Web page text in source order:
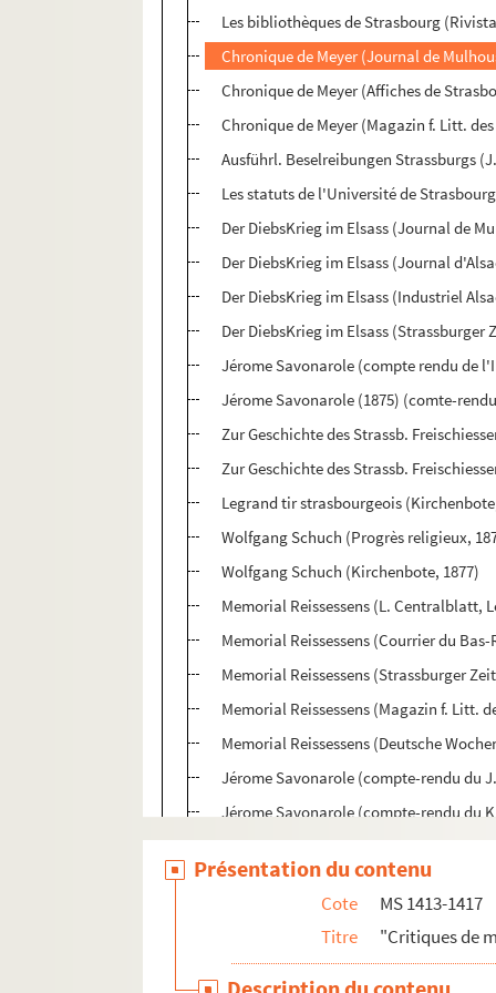
Les bibliothèques de Strasbourg
Chronique de Meyer (Journal de
Chronique de Meyer (Affiches de
Chronique de Meyer (Magazin f. Litt.
Ausführl. Beselreibungen Strassburgs
Les statuts de l'Université de
Der DiebsKrieg im Elsass (Journal de
Der DiebsKrieg im Elsass (Journal
Der DiebsKrieg im Elsass (Industriel
Der DiebsKrieg im Elsass (Strassburger
Jérome Savonarole (compte rendu de
Jérome Savonarole (1875) (comte-
Zur Geschichte des Strassb.
Zur Geschichte des Strassb.
Legrand tir strasbourgeois
Wolfgang Schuch (Progrès religieux,
Wolfgang Schuch (Kirchenbote, 1877)
Memorial Reissessens (L. Centralblatt,
Memorial Reissessens (Courrier du Bas-
Memorial Reissessens (Strassburger
Memorial Reissessens (Magazin f. Litt.
Memorial Reissessens (Deutsche
Jérome Savonarole (compte-rendu du
Jérome Savonarole (compte-rendu du
Der Diebskrieg im Elsass (Leipziger
Memorial Reisseissens (Jenaër
Imlins Familienchronik (Augsb. Allg.
Zer Gesch. des Strassb. Freischiesiens
Der DiebsKrieg im Elsass (Foss, Zehft f.
Présentation du contenu
Cote
MS 1413-1417
Titre
"Critiques de